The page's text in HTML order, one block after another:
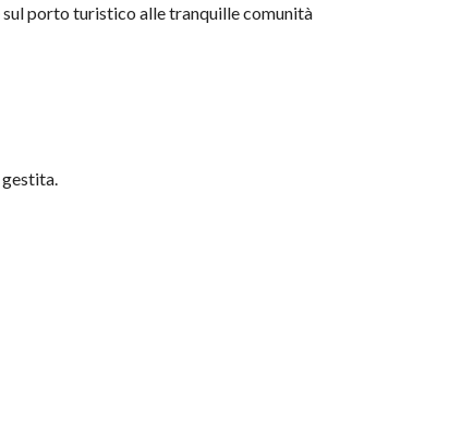
porto turistico alle tranquille comunità